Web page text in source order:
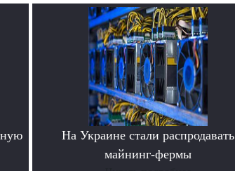
На Украине стали распродавать
майнинг-фермы